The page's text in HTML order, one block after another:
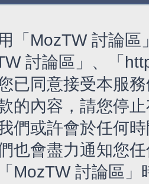
「MozTW 討論
討論區」、「
已同意接受本服
的內容，請您停
們或許會於任何
也會盡力通知您
MozTW 討論區